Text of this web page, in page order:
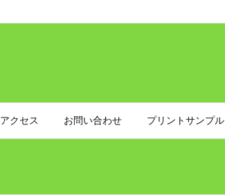
アクセス お問い合わせ プリントサンプル